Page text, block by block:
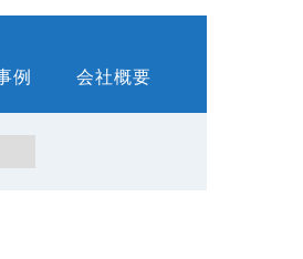
例 会社概要